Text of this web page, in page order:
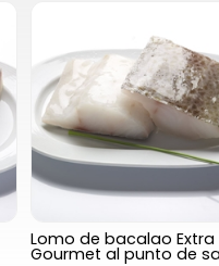
Lomo de bacalao Extra
Gourmet al punto de